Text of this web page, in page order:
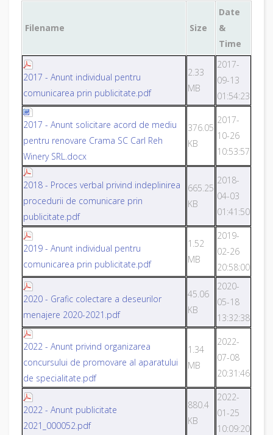
Filename Size
Date
&
Time
2017 - Anunt individual pentru
comunicarea prin publicitate.pdf
2.33
MB
2017-
09-13
01:54:23
2017 - Anunt solicitare acord de mediu
pentru renovare Crama SC Carl Reh
Winery SRL.docx
376.05
KB
2017-
10-26
10:53:57
2018 - Proces verbal privind indeplinirea
procedurii de comunicare prin
publicitate.pdf
665.25
KB
2018-
04-03
01:41:50
2019 - Anunt individual pentru
comunicarea prin publicitate.pdf
1.52
MB
2019-
02-26
20:58:00
2020 - Grafic colectare a deseurilor
menajere 2020-2021.pdf
45.06
KB
2020-
05-18
13:32:38
2022 - Anunt privind organizarea
concursului de promovare al aparatului
de specialitate.pdf
1.34
MB
2022-
07-08
20:31:46
2022 - Anunt publicitate
2021_000052.pdf
880.4
KB
2022-
01-25
10:09:20